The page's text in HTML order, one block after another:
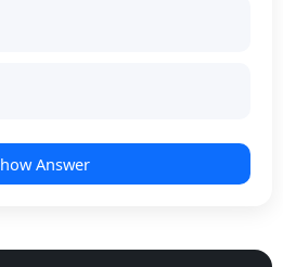
Answer